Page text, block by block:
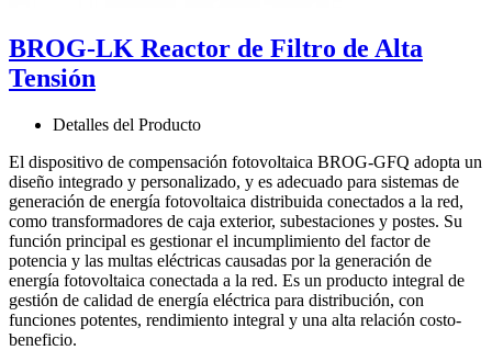
BROG-LK Reactor de Filtro de Alta
Tensión
Detalles del Producto
El dispositivo de compensación fotovoltaica BROG-GFQ adopta un
diseño integrado y personalizado, y es adecuado para sistemas de
generación de energía fotovoltaica distribuida conectados a la red,
como transformadores de caja exterior, subestaciones y postes. Su
función principal es gestionar el incumplimiento del factor de
potencia y las multas eléctricas causadas por la generación de
energía fotovoltaica conectada a la red. Es un producto integral de
gestión de calidad de energía eléctrica para distribución, con
funciones potentes, rendimiento integral y una alta relación costo-
beneficio.